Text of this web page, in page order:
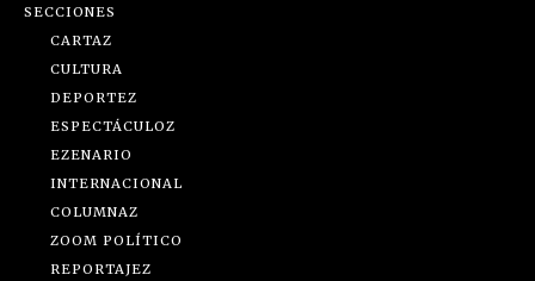
SECCIONES
CARTAZ
CULTURA
DEPORTEZ
ESPECTÁCULOZ
EZENARIO
INTERNACIONAL
COLUMNAZ
ZOOM POLÍTICO
REPORTAJEZ